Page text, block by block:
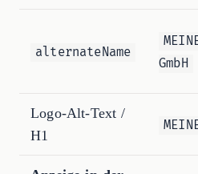
alternateName
GmbH
Logo-Alt-Text /
H1